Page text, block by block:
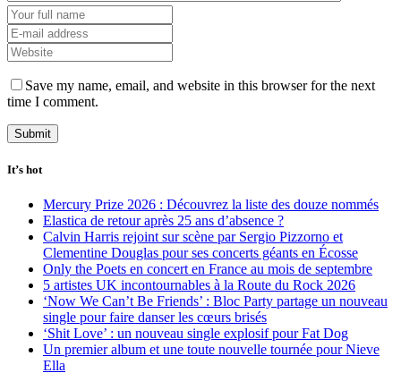
Save my name, email, and website in this browser for the next
time I comment.
It’s hot
Mercury Prize 2026 : Découvrez la liste des douze nommés
Elastica de retour après 25 ans d’absence ?
Calvin Harris rejoint sur scène par Sergio Pizzorno et
Clementine Douglas pour ses concerts géants en Écosse
Only the Poets en concert en France au mois de septembre
5 artistes UK incontournables à la Route du Rock 2026
‘Now We Can’t Be Friends’ : Bloc Party partage un nouveau
single pour faire danser les cœurs brisés
‘Shit Love’ : un nouveau single explosif pour Fat Dog
Un premier album et une toute nouvelle tournée pour Nieve
Ella